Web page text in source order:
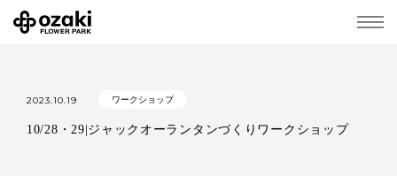
2023.10.19 ワークショップ
10/28・29|ジャックオーランタンづくりワークショップ